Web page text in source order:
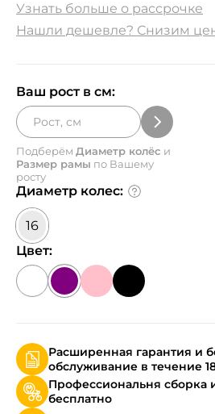
Узнать больше о рассрочке
Нашли дешевле? Снизим
Ваш рост в см:
Подберём Диаметр колёс и
Размер рамы по Вашему
росту
Диаметр колес:
16
Цвет:
Расширенная гарантия и
обслуживание в течение
Профессиональня сборка
бесплатно